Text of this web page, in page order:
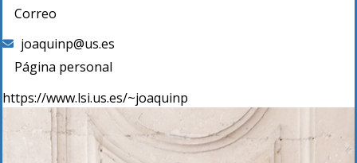
Correo
joaquinp@us.es
Página personal
https://www.lsi.us.es/~joaquinp